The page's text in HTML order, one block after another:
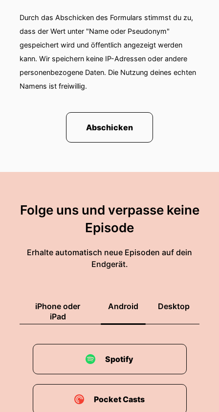
Durch das Abschicken des Formulars stimmst du zu,
dass der Wert unter "Name oder Pseudonym"
gespeichert wird und öffentlich angezeigt werden
kann. Wir speichern keine IP-Adressen oder andere
personenbezogene Daten. Die Nutzung deines echten
Namens ist freiwillig.
Abschicken
Folge uns und verpasse keine
Episode
Erhalte automatisch neue Episoden auf dein
Endgerät.
iPhone oder
iPad
Android Desktop
Spotify
Pocket Casts